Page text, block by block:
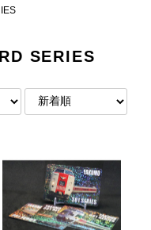
SERIES